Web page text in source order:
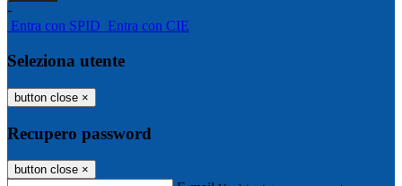
-
Entra con SPID Entra con CIE
Seleziona utente
button close ×
Recupero password
button close ×